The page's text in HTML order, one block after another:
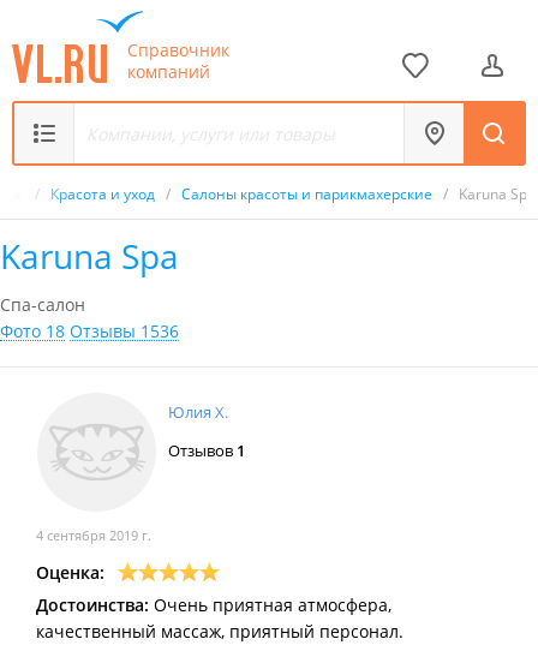
Справочник
компаний
/ Красота и уход / Салоны красоты и парикмахерские / Karuna Spa
Karuna Spa
Спа-салон
Фото 18 Отзывы 1536
Юлия Х.
Отзывов 1
4 сентября 2019 г.
Оценка:
Достоинства: Очень приятная атмосфера,
качественный массаж, приятный персонал.